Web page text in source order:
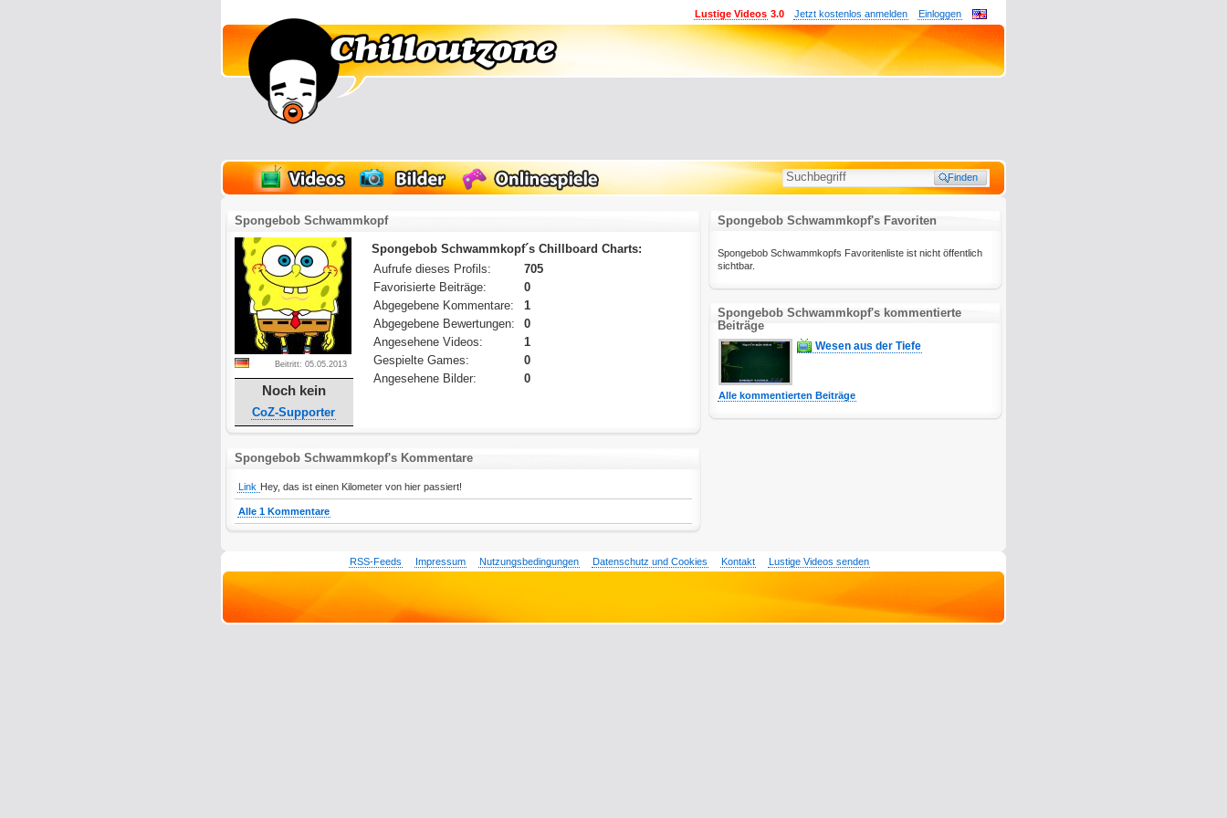
Einloggen
Jetzt kostenlos anmelden
Lustige Videos 3.0
Spongebob Schwammkopf
Beitritt: 05.05.2013
Noch kein
CoZ-Supporter
Spongebob Schwammkopf´s Chillboard Charts:
Aufrufe dieses Profils:
705
Favorisierte Beiträge:
0
Abgegebene Kommentare:
1
Abgegebene Bewertungen:
0
Angesehene Videos:
1
Gespielte Games:
0
Angesehene Bilder:
0
Spongebob Schwammkopf's Kommentare
Link Hey, das ist einen Kilometer von hier passiert!
Alle 1 Kommentare
Spongebob Schwammkopf's Favoriten
Spongebob Schwammkopfs Favoritenliste ist nicht öffentlich
sichtbar.
Spongebob Schwammkopf's kommentierte
Beiträge
Wesen aus der Tiefe
Alle kommentierten Beiträge
RSS-Feeds Impressum Nutzungsbedingungen Datenschutz und Cookies Kontakt Lustige Videos senden